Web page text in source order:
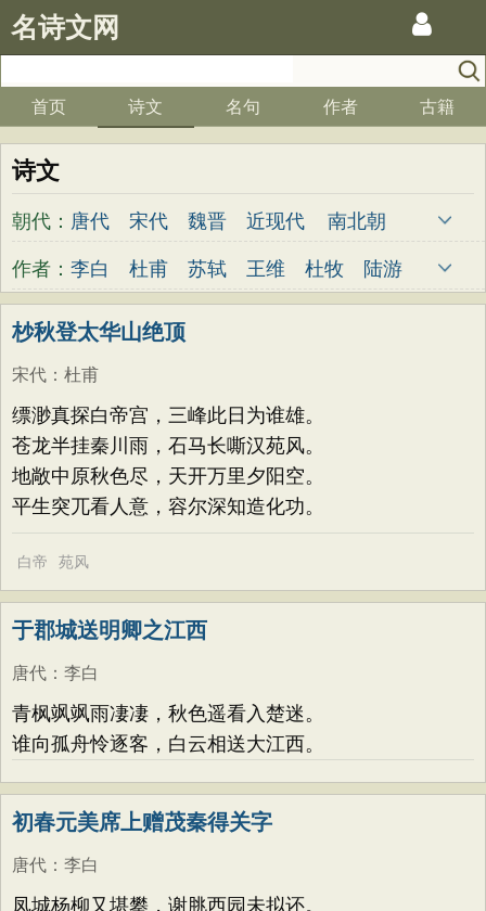
名诗文网
首页 诗文 名句 作者 古籍
诗文
朝代： 唐代 宋代 魏晋 近现代
南北朝
清代
明代 元代 两汉 五代
先秦
金朝
隋代 未知
作者： 李白 杜甫 苏轼 王维 杜牧
陆游
李煜
元稹 韩愈 岑参 齐己
杪秋登太华山绝顶
宋代 ： 杜甫
缥渺真探白帝宫，三峰此日为谁雄。
苍龙半挂秦川雨，石马长嘶汉苑风。
地敞中原秋色尽，天开万里夕阳空。
平生突兀看人意，容尔深知造化功。
白帝 苑风
于郡城送明卿之江西
唐代 ： 李白
青枫飒飒雨凄凄，秋色遥看入楚迷。
谁向孤舟怜逐客，白云相送大江西。
初春元美席上赠茂秦得关字
唐代 ： 李白
凤城杨柳又堪攀，谢脁西园未拟还。